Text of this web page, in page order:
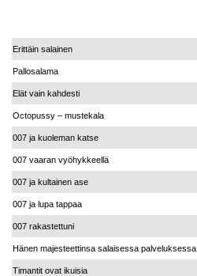
Erittäin salainen
Pallosalama
Elät vain kahdesti
Octopussy – mustekala
007 ja kuoleman katse
007 vaaran vyöhykkeellä
007 ja kultainen ase
007 ja lupa tappaa
007 rakastettuni
Hänen majesteettinsa salaisessa palveluksessa
Timantit ovat ikuisia